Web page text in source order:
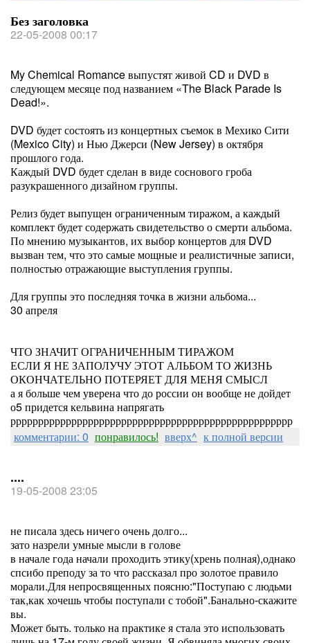
Без заголовка
22-05-2008 00:17
My Chemical Romance выпустят живой CD и DVD в
следующем месяце под названием «The Black Parade Is
Dead!».
DVD будет состоять из концертных съемок в Мехико Сити
(Mexico City) и Нью Джерси (New Jersey) в октября
прошлого года.
Каждый DVD будет сделан в виде соснового гроба
разукрашенного дизайном группы.
Релиз будет выпущен ограниченным тиражом, а каждый
комплект будет содержать свидетельство о смерти альбома.
По мнению музыкантов, их выбор концертов для DVD
вызван тем, что это самые мощные и реалистичные записи,
полностью отражающие выступления группы.
Для группы это последняя точка в жизни альбома...
30 апреля
ЧТО ЗНАЧИТ ОГРАНИЧЕННЫМ ТИРАЖОМ
ЕСЛИ Я НЕ ЗАПОЛУЧУ ЭТОТ АЛЬБОМ ТО ЖИЗНЬ
ОКОНЧАТЕЛЬНО ПОТЕРЯЕТ ДЛЯ МЕНЯ СМЫСЛ
а я больше чем уверена что до россии он вообще не дойдет
о5 придется кельвина напрягать
ррррррррррррррррррррррррррррррррррррррррррррррррррр
комментарии: 0 понравилось! вверх^ к полной версии
....
19-05-2008 23:05
не писала здесь ничего очень долго...
зато назрели умные мысли в голове
в начале года начали проходить этику(хрень полная),однако
спсибо преподу за то что рассказал про золотое правило
морали.Для непросвященных поясню:"Поступаю с людьми
так,как хочешь чтобы поступали с тобой".Банально-скажите
вы.
Может быть. только на практике я стала это использовать